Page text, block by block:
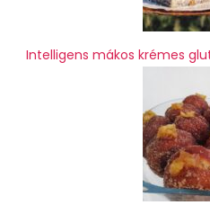
Intelligens mákos krémes